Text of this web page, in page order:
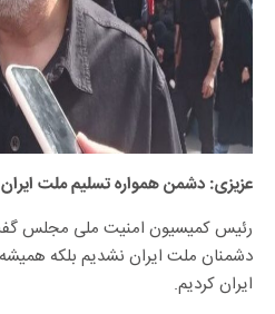
عزیزی: دشمن همواره تسلیم ملت
رئیس کمیسیون امنیت ملی مجلس
دشمنان ملت ایران نشدیم بلکه
ایران کردیم.